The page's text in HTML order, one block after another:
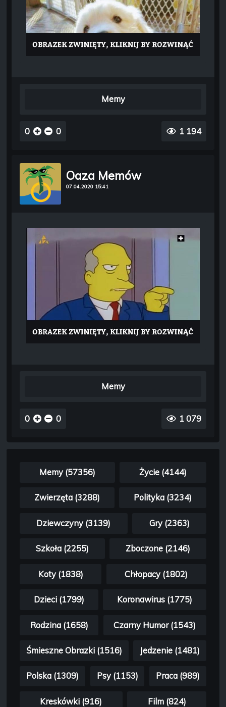
Memy
0 0 1 194
Oaza Memów
07.04.2020 15:41
Memy
0 0 1 079
Memy (57356) Życie (4144)
Zwierzęta (3288) Polityka (3234)
Dziewczyny (3139) Gry (2363)
Szkoła (2255) Zboczone (2146)
Koty (1838) Chłopacy (1802)
Dzieci (1799) Koronawirus (1775)
Rodzina (1658) Czarny Humor (1543)
Śmieszne Obrazki (1516) Jedzenie (1481)
Polska (1309) Psy (1153) Praca (989)
Kreskówki (916) Film (824)